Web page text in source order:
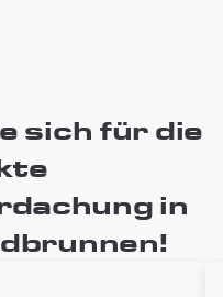
sich für die
in